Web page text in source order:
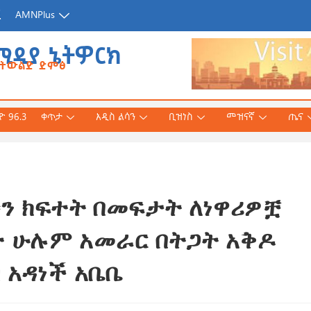
AMNPlus
ኔትዎርክ
ድምፅ
(ዶ/ር)
ተተርጉሞ በቅርቡ
2026
96.3 ቀጥታ አዲስ ልሳን ቢዝነስ መዝናኛ
ጤና
ክፍተት በመፍታት ለነዋሪዎቿ
ሁሉም አመራር በትጋት አቅዶ
አቤቤ